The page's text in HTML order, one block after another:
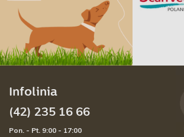
Infolinia
(42) 235 16 66
Pon. - Pt. 9:00 - 17:00